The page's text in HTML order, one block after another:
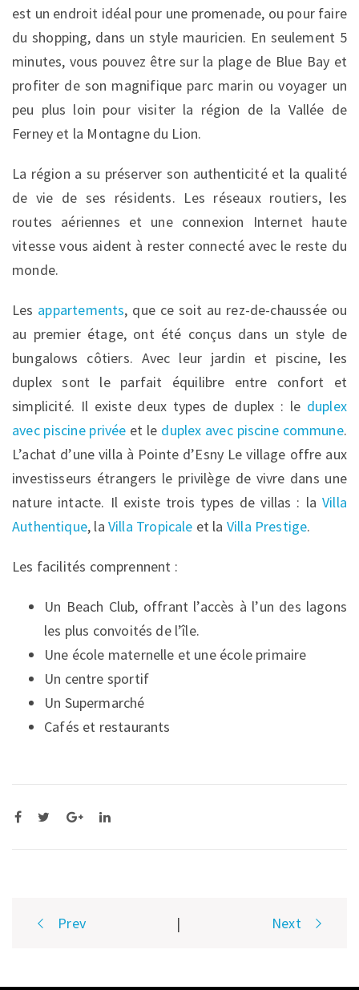
est un endroit idéal pour une promenade, ou pour faire
du shopping, dans un style mauricien. En seulement 5
minutes, vous pouvez être sur la plage de Blue Bay et
profiter de son magnifique parc marin ou voyager un
peu plus loin pour visiter la région de la Vallée de
Ferney et la Montagne du Lion.
La région a su préserver son authenticité et la qualité
de vie de ses résidents. Les réseaux routiers, les
routes aériennes et une connexion Internet haute
vitesse vous aident à rester connecté avec le reste du
monde.
Les appartements, que ce soit au rez-de-chaussée ou
au premier étage, ont été conçus dans un style de
bungalows côtiers. Avec leur jardin et piscine, les
duplex sont le parfait équilibre entre confort et
simplicité. Il existe deux types de duplex : le duplex
avec piscine privée et le duplex avec piscine commune.
L’achat d’une villa à Pointe d’Esny Le village offre aux
investisseurs étrangers le privilège de vivre dans une
nature intacte. Il existe trois types de villas : laVilla
Authentique, la Villa Tropicale et la Villa Prestige.
Les facilités comprennent :
Un Beach Club, offrant l’accès à l’un des lagons
les plus convoités de l’île.
Une école maternelle et une école primaire
Un centre sportif
Un Supermarché
Cafés et restaurants
PostPrev | Next